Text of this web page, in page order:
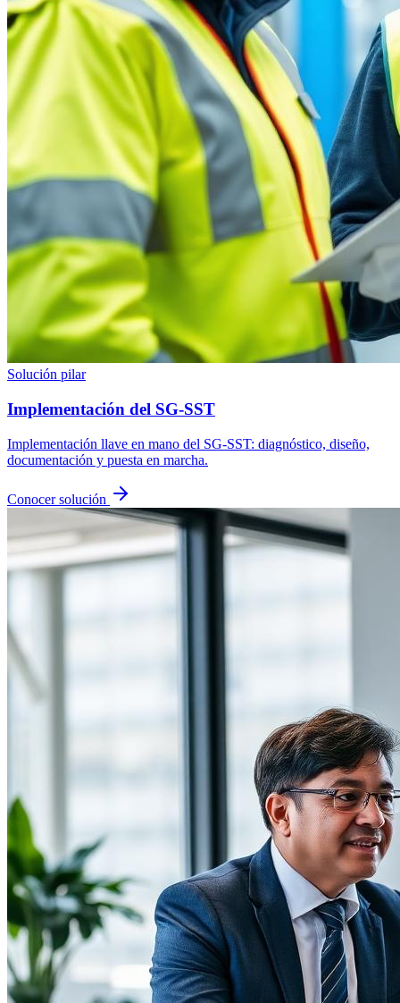
Solución pilar
Implementación del SG-SST
Implementación llave en mano del SG-SST: diagnóstico, diseño,
documentación y puesta en marcha.
Conocer solución